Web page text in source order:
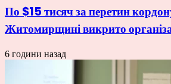
По $15 тисяч за перетин
Житомирщині викрито
6 години назад